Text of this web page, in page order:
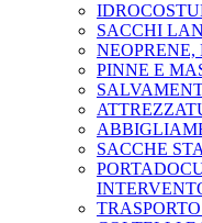
SACCHI
NEOPRENE,
PINNE E
SACCHE